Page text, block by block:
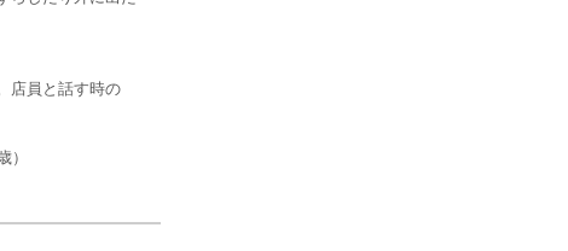
店員と話す時の
）